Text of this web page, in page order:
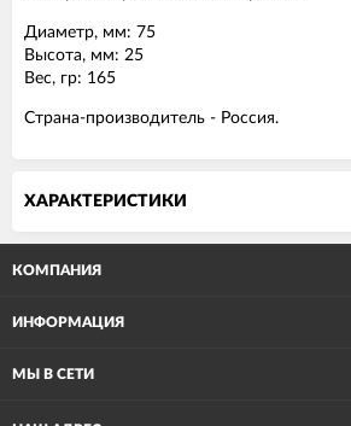
Диаметр, мм: 75
Высота, мм: 25
Вес, гр: 165
Страна-производитель - Россия.
ХАРАКТЕРИСТИКИ
КОМПАНИЯ
ИНФОРМАЦИЯ
МЫ В СЕТИ